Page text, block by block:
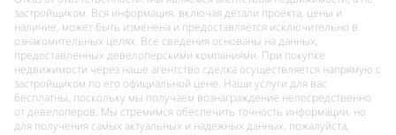
застройщиком. Вся информация, включая детали проекта, цены и
наличие, может быть изменена и предоставляется исключительно в
ознакомительных целях. Все сведения основаны на данных,
предоставленных девелоперскими компаниями. При покупке
недвижимости через наше агентство сделка осуществляется напрямую с
застройщиком по его официальной цене. Наши услуги для вас
бесплатны, поскольку мы получаем вознаграждение непосредственно
от девелоперов. Мы стремимся обеспечить точность информации, но
для получения самых актуальных и надежных данных, пожалуйста,